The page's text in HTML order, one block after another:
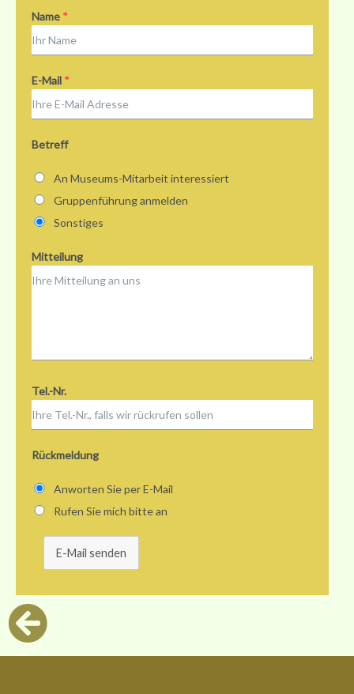
Name *
E-Mail *
Betreff
An Museums-Mitarbeit interessiert
Gruppenführung anmelden
Sonstiges
Mitteilung
Tel.-Nr.
Rückmeldung
Anworten Sie per E-Mail
Rufen Sie mich bitte an
E-Mail senden